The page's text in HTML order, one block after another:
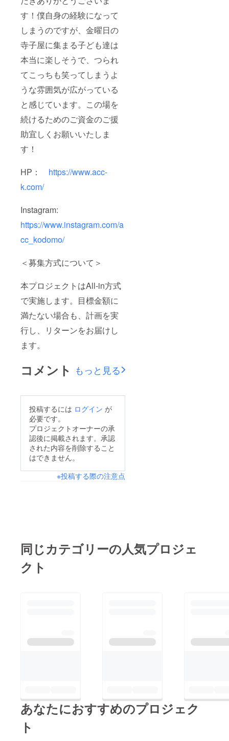
す！僕自身の経験になって
しまうのですが、金曜日の
寺子屋に集まる子ども達は
本当に楽しそうで、つられ
てこっちも笑ってしまうよ
うな雰囲気が広がっている
と感じています。この場を
続けるためのご資金のご援
助宜しくお願いいたしま
す！
HP： https://www.acc-
k.com/
Instagram:
https://www.instagram.com/a
cc_kodomo/
＜募集方式について＞
本プロジェクトはAll-in方式
で実施します。目標金額に
満たない場合も、計画を実
行し、リターンをお届けし
ます。
コメント もっと見る
投稿するには ログイン が
必要です。
プロジェクトオーナーの承
認後に掲載されます。承認
された内容を削除すること
はできません。
※投稿する際の注意点
同じカテゴリーの人気プロジェ
クト
あなたにおすすめのプロジェク
ト